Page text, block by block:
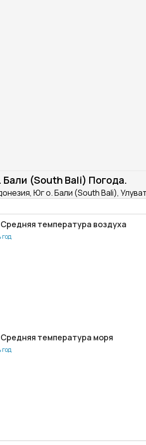
Бали (South Bali) Погода.
Юг о. Бали (South Bali),
Средняя температура воздуха
год
Средняя температура моря
год